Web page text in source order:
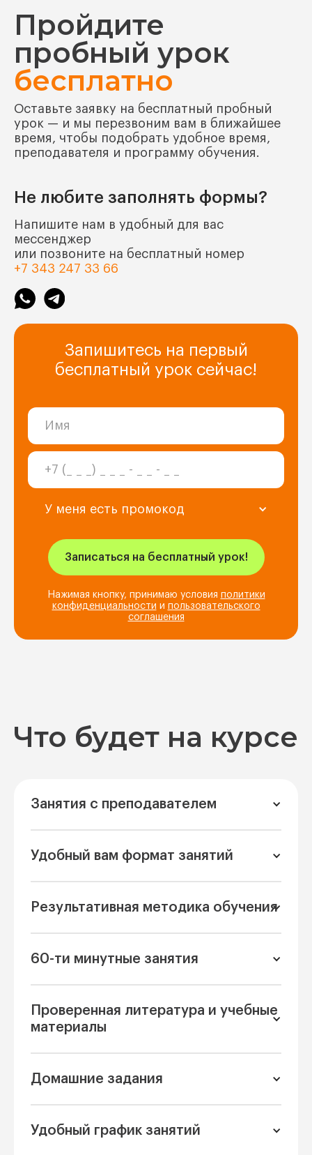
Пройдите
пробный урок
бесплатно
Оставьте заявку на бесплатный пробный
урок — и мы перезвоним вам в ближайшее
время, чтобы подобрать удобное время,
преподавателя и программу обучения.
Не любите заполнять формы?
Напишите нам в удобный для вас
мессенджер
или позвоните на бесплатный номер
+7 343 247 33 66
Запишитесь на первый
бесплатный урок сейчас!
У меня есть промокод
Нажимая кнопку, принимаю условия политики
конфиденциальности и пользовательского
соглашения
Что будет на курсе
Занятия с преподавателем
Удобный вам формат занятий
Результативная методика обучения
60-ти минутные занятия
Проверенная литература и учебные
материалы
Домашние задания
Удобный график занятий